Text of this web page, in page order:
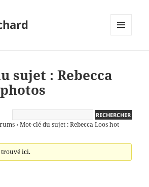
sujet : Rebecca
› Mot-clé du sujet : Rebecca Loos hot
trouvé ici.